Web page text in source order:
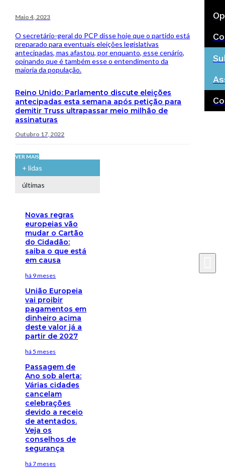
Maio 4, 2023
O secretário-geral do PCP disse hoje que o partido está
preparado para eventuais eleições legislativas
antecipadas, mas afastou, por enquanto, esse cenário,
opinando que é também esse o entendimento da
maioria da população.
Reino Unido: Parlamento discute eleições
antecipadas esta semana após petição para
demitir Truss ultrapassar meio milhão de
assinaturas
Outubro 17, 2022
VER MAIS
+ lidas
últimas
Novas regras
europeias vão
mudar o Cartão
do Cidadão:
saiba o que está
em causa
há 9 meses
União Europeia
vai proibir
pagamentos em
dinheiro acima
deste valor já a
partir de 2027
há 5 meses
Passagem de
Ano sob alerta:
Várias cidades
cancelam
celebrações
devido a receio
de atentados.
Veja os
conselhos de
segurança
há 7 meses